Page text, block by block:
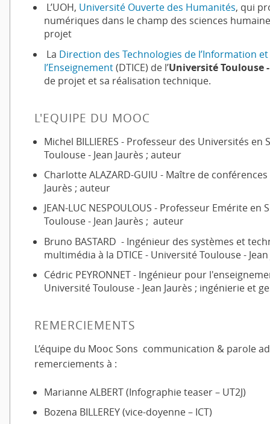
L’UOH, Université Ouverte des Humanités, qui
numériques dans le champ des sciences
projet
La Direction des Technologies de l’Information
l’Enseignement(DTICE) de l’Université Toulouse -
de projet et sa réalisation technique.
L'EQUIPE DU MOOC
Michel BILLIERES - Professeur des Universités en
Toulouse - Jean Jaurès ; auteur
Charlotte ALAZARD-GUIU - Maître de
Jaurès ; auteur
JEAN-LUC NESPOULOUS - Professeur Emérite en
Toulouse - Jean Jaurès ; auteur
Bruno BASTARD - Ingénieur des systèmes et
multimédia à la DTICE - Université Toulouse -
Cédric PEYRONNET - Ingénieur pour
Université Toulouse - Jean Jaurès ; ingénierie et
REMERCIEMENTS
L’équipe du Mooc Sons communication & parole
remerciements à :
Marianne ALBERT (Infographie teaser – UT2J)
Bozena BILLEREY (vice-doyenne – ICT)